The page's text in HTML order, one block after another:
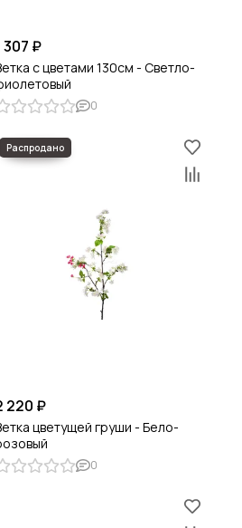
307 ₽
с цветами 130см - Светло-
0
220 ₽
цветущей груши - Бело-
0